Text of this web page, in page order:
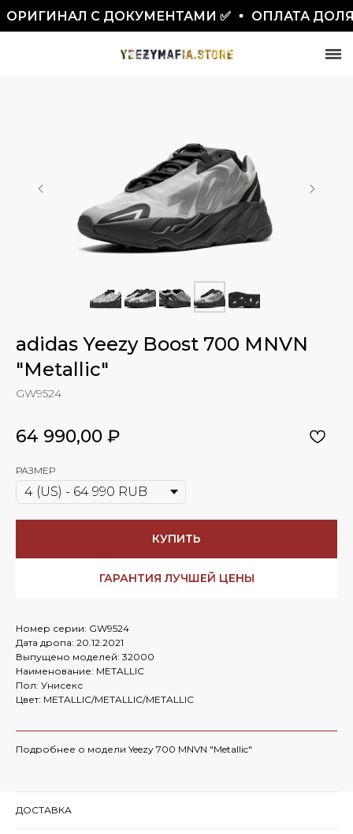
С ДОКУМЕНТАМИ ✅ ОПЛАТА
СКИДКА 7777₽ ПО ПРОМОКОДУ BLACKFRIDAY
adidas Yeezy Boost 700 MNVN
"Metallic"
GW9524
64 990,00 ₽
РАЗМЕР
КУПИТЬ
ГАРАНТИЯ ЛУЧШЕЙ ЦЕНЫ
Номер серии: GW9524
Дата дропа: 20.12.2021
Выпущено моделей: 32000
Наименование: METALLIC
Пол: Унисекс
Цвет: METALLIC/METALLIC/METALLIC
Подробнее о модели Yeezy 700 MNVN "Metallic"
ДОСТАВКА